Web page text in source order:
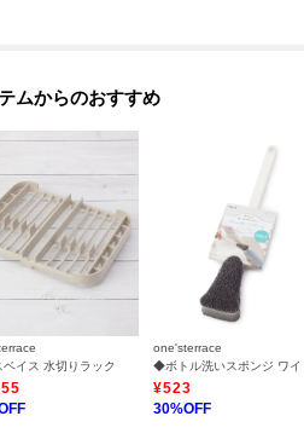
ムからのおすすめ
ベイス 水切りラック
one'sterrace
◆ボトル洗いスポンジ ワイ
¥523
30%OFF